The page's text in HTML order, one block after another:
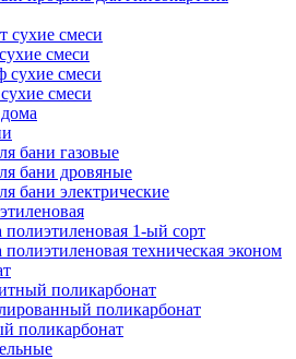
сухие смеси
смеси
сухие смеси
смеси
бани газовые
бани дровяные
бани электрические
полиэтиленовая 1-ый сорт
техническая эконом
поликарбонат
поликарбонат
поликарбонат